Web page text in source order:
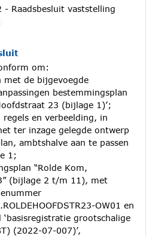
- Raadsbesluit vaststelling
om:
met de bijgevoegde
bestemmingsplan
23 (bijlage 1)’;
en verbeelding, in
ter inzage gelegde ontwerp
ambtshalve aan te passen
1;
“Rolde Kom,
(bijlage 2 t/m 11), met
OW01 en
grootschalige
(2022-07-007)’,